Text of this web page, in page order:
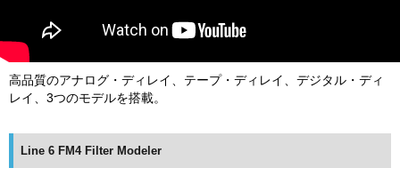
高品質のアナログ・ディレイ、テープ・ディレイ、デジタル・ディ
レイ、3つのモデルを搭載。
Line 6 FM4 Filter Modeler